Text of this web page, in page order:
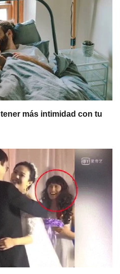
más intimidad con tu